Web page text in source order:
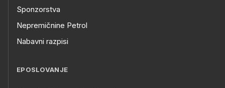
Sponzorstva
Nepremičnine Petrol
Nabavni razpisi
EPOSLOVANJE